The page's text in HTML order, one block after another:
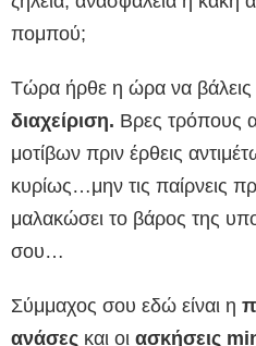
πομπού;
Τώρα ήρθε η ώρα να βάλεις
διαχείριση. Βρες τρόπους
μοτίβων πριν έρθεις
κυρίως…μην τις παίρνεις
μαλακώσει το βάρος της
σου…
Σύμμαχος σου εδώ είναι η
ανάσες και οι ασκήσεις